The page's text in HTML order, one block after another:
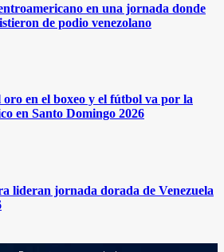
en una jornada donde
de podio venezolano
oro en el boxeo y el fútbol va por la
en Santo Domingo 2026
lideran jornada dorada de Venezuela